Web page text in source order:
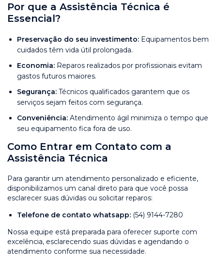
Por que a Assistência Técnica é
Essencial?
Preservação do seu investimento: Equipamentos bem
cuidados têm vida útil prolongada.
Economia: Reparos realizados por profissionais evitam
gastos futuros maiores.
Segurança: Técnicos qualificados garantem que os
serviços sejam feitos com segurança.
Conveniência: Atendimento ágil minimiza o tempo que
seu equipamento fica fora de uso.
Como Entrar em Contato com a
Assistência Técnica
Para garantir um atendimento personalizado e eficiente,
disponibilizamos um canal direto para que você possa
esclarecer suas dúvidas ou solicitar reparos:
Telefone de contato whatsapp: (54) 9144-7280
Nossa equipe está preparada para oferecer suporte com
excelência, esclarecendo suas dúvidas e agendando o
atendimento conforme sua necessidade.